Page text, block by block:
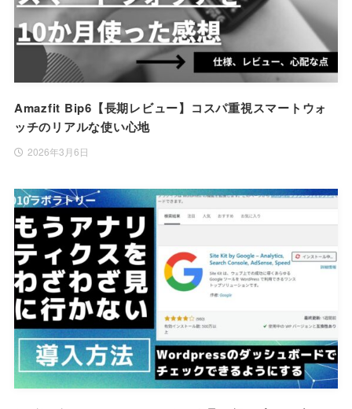
Amazfit Bip6【長期レビュー】コスパ重視スマートウォ
ッチのリアルな使い心地
2026年3月6日